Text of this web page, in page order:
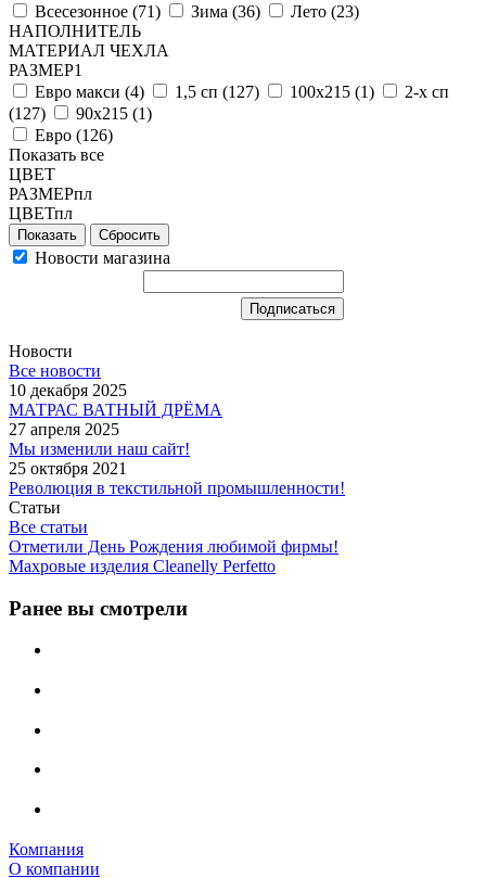
Всесезонное (71) Зима (36) Лето (23)
НАПОЛНИТЕЛЬ
МАТЕРИАЛ ЧЕХЛА
РАЗМЕР1
Евро макси (4) 1,5 сп (127) 100х215 (1)
2-х сп
(127) 90х215 (1)
Евро (126)
Показать все
ЦВЕТ
РАЗМЕРпл
ЦВЕТпл
Сбросить
Новости магазина
Новости
Все новости
10 декабря 2025
МАТРАС ВАТНЫЙ ДРЁМА
27 апреля 2025
Мы изменили наш сайт!
25 октября 2021
Революция в текстильной промышленности!
Статьи
Все статьи
Отметили День Рождения любимой фирмы!
Махровые изделия Cleanelly Perfetto
Ранее вы смотрели
Компания
О компании